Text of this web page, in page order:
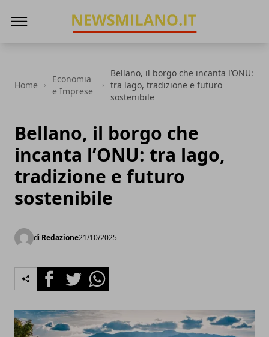
Home
Economia
e Imprese
Bellano, il borgo che incanta l’ONU:
tra lago, tradizione e futuro
sostenibile
Bellano, il borgo che
incanta l’ONU: tra lago,
tradizione e futuro
sostenibile
di Redazione21/10/2025
FacebookTwitterWhatsapp